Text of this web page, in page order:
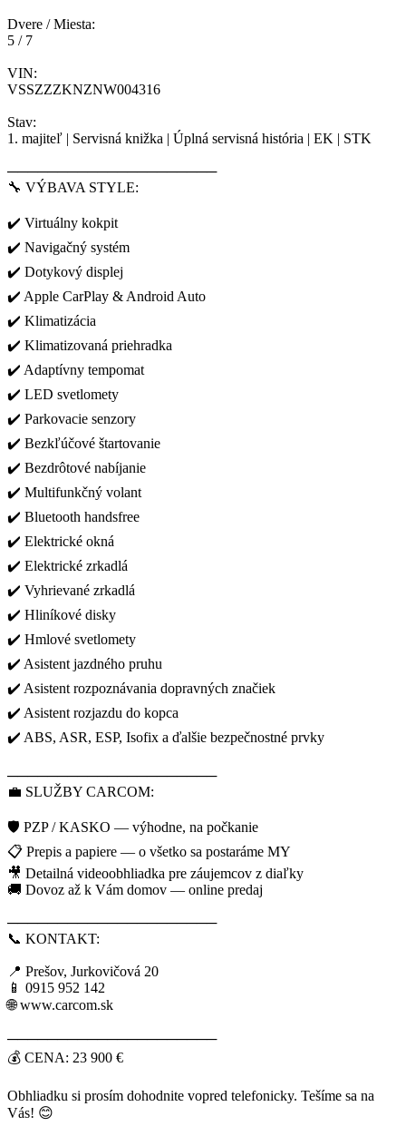
Dvere / Miesta:
5 / 7
VIN:
VSSZZZKNZNW004316
Stav:
1. majiteľ | Servisná knižka | Úplná servisná história | EK | STK
─────────────────────
🔧 VÝBAVA STYLE:
✔️ Virtuálny kokpit
✔️ Navigačný systém
✔️ Dotykový displej
✔️ Apple CarPlay & Android Auto
✔️ Klimatizácia
✔️ Klimatizovaná priehradka
✔️ Adaptívny tempomat
✔️ LED svetlomety
✔️ Parkovacie senzory
✔️ Bezkľúčové štartovanie
✔️ Bezdrôtové nabíjanie
✔️ Multifunkčný volant
✔️ Bluetooth handsfree
✔️ Elektrické okná
✔️ Elektrické zrkadlá
✔️ Vyhrievané zrkadlá
✔️ Hliníkové disky
✔️ Hmlové svetlomety
✔️ Asistent jazdného pruhu
✔️ Asistent rozpoznávania dopravných značiek
✔️ Asistent rozjazdu do kopca
✔️ ABS, ASR, ESP, Isofix a ďalšie bezpečnostné prvky
─────────────────────
💼 SLUŽBY CARCOM:
🛡️ PZP / KASKO — výhodne, na počkanie
📋 Prepis a papiere — o všetko sa postaráme MY
🎥 Detailná videoobhliadka pre záujemcov z diaľky
🚚 Dovoz až k Vám domov — online predaj
─────────────────────
📞 KONTAKT:
📍 Prešov, Jurkovičová 20
📱 0915 952 142
🌐 www.carcom.sk
─────────────────────
💰 CENA: 23 900 €
Obhliadku si prosím dohodnite vopred telefonicky. Tešíme sa na
Vás! 😊